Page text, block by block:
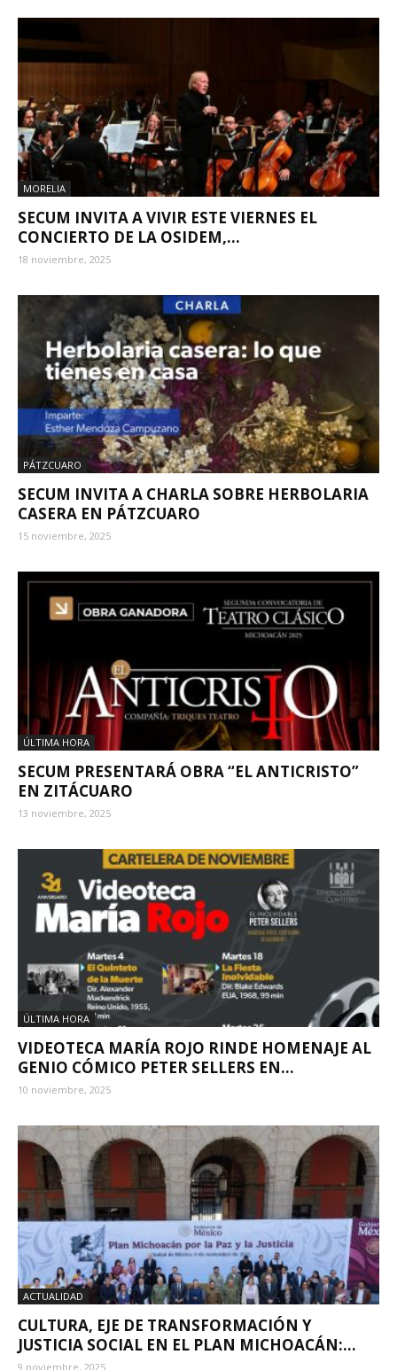
MORELIA
SECUM INVITA A VIVIR ESTE VIERNES EL
CONCIERTO DE LA OSIDEM,...
18 noviembre, 2025
PÁTZCUARO
SECUM INVITA A CHARLA SOBRE HERBOLARIA
CASERA EN PÁTZCUARO
15 noviembre, 2025
ÚLTIMA HORA
SECUM PRESENTARÁ OBRA “EL ANTICRISTO”
EN ZITÁCUARO
13 noviembre, 2025
ÚLTIMA HORA
VIDEOTECA MARÍA ROJO RINDE HOMENAJE AL
GENIO CÓMICO PETER SELLERS EN...
10 noviembre, 2025
ACTUALIDAD
CULTURA, EJE DE TRANSFORMACIÓN Y
JUSTICIA SOCIAL EN EL PLAN MICHOACÁN:...
9 noviembre, 2025